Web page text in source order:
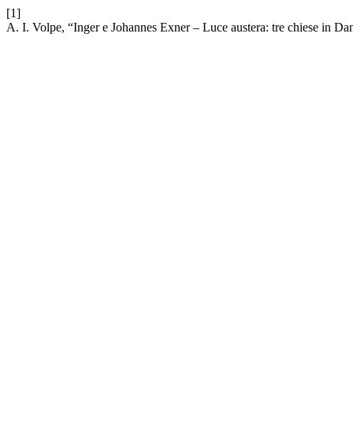
[1]
A. I. Volpe, “Inger e Johannes Exner – Luce austera: tre chiese in